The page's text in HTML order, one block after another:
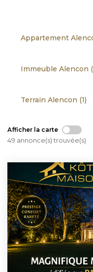
Appartement
Immeuble Alencon
Terrain Alencon (1)
Afficher la carte
49 annonce(s) trouvée(s)